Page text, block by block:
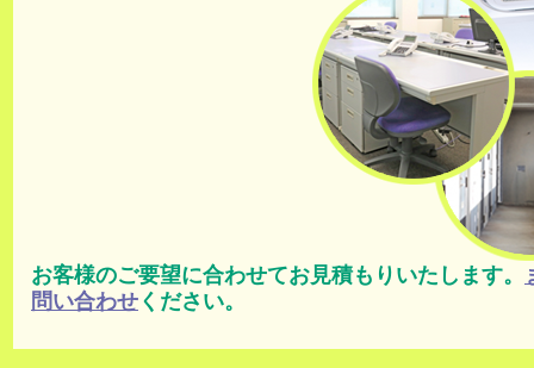
お客様のご要望に合わせてお見積もりいたします。
問い合わせください。